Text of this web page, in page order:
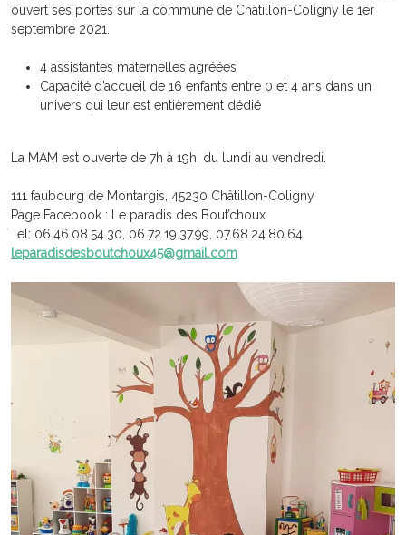
ouvert ses portes sur la commune de Châtillon-Coligny le 1er
septembre 2021.
4 assistantes maternelles agréées
Capacité d’accueil de 16 enfants entre 0 et 4 ans dans un
univers qui leur est entièrement dédié
La MAM est ouverte de 7h à 19h, du lundi au vendredi.
111 faubourg de Montargis, 45230 Châtillon-Coligny
Page Facebook : Le paradis des Bout’choux
Tel: 06.46.08.54.30, 06.72.19.37.99, 07.68.24.80.64
leparadisdesboutchoux45@gmail.com